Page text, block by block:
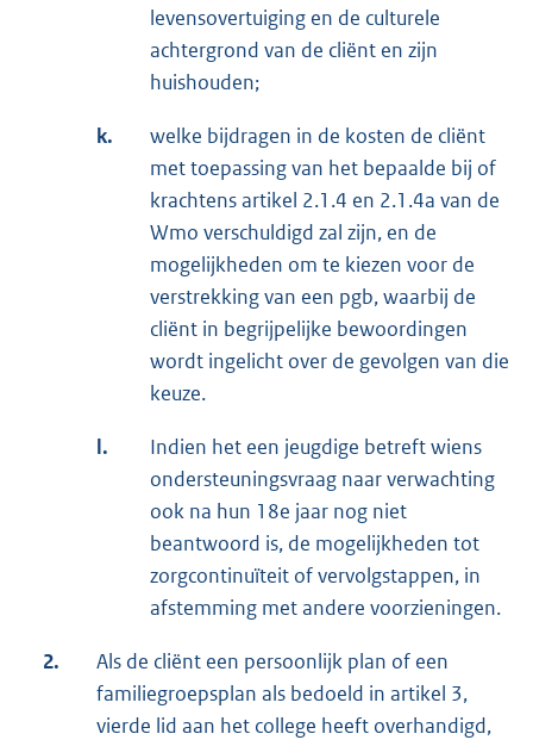
levensovertuiging en de culturele
achtergrond van de cliënt en zijn
huishouden;
k.
welke bijdragen in de kosten de cliënt
met toepassing van het bepaalde bij of
krachtens artikel 2.1.4 en 2.1.4a van de
Wmo verschuldigd zal zijn, en de
mogelijkheden om te kiezen voor de
verstrekking van een pgb, waarbij de
cliënt in begrijpelijke bewoordingen
wordt ingelicht over de gevolgen van die
keuze.
l.
Indien het een jeugdige betreft wiens
ondersteuningsvraag naar verwachting
ook na hun 18e jaar nog niet
beantwoord is, de mogelijkheden tot
zorgcontinuïteit of vervolgstappen, in
afstemming met andere voorzieningen.
2.
Als de cliënt een persoonlijk plan of een
familiegroepsplan als bedoeld in artikel 3,
vierde lid aan het college heeft overhandigd,